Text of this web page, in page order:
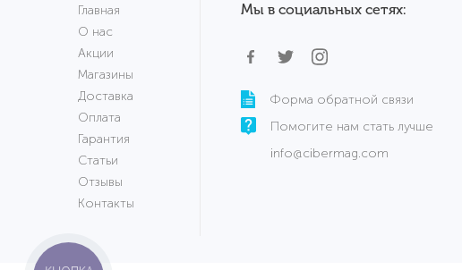
Главная
О нас
Акции
Магазины
Доставка
Оплата
Гарантия
Статьи
Отзывы
Контакты
Мы в социальных сетях:
Форма обратной связи
Помогите нам стать лучше
info@cibermag.com